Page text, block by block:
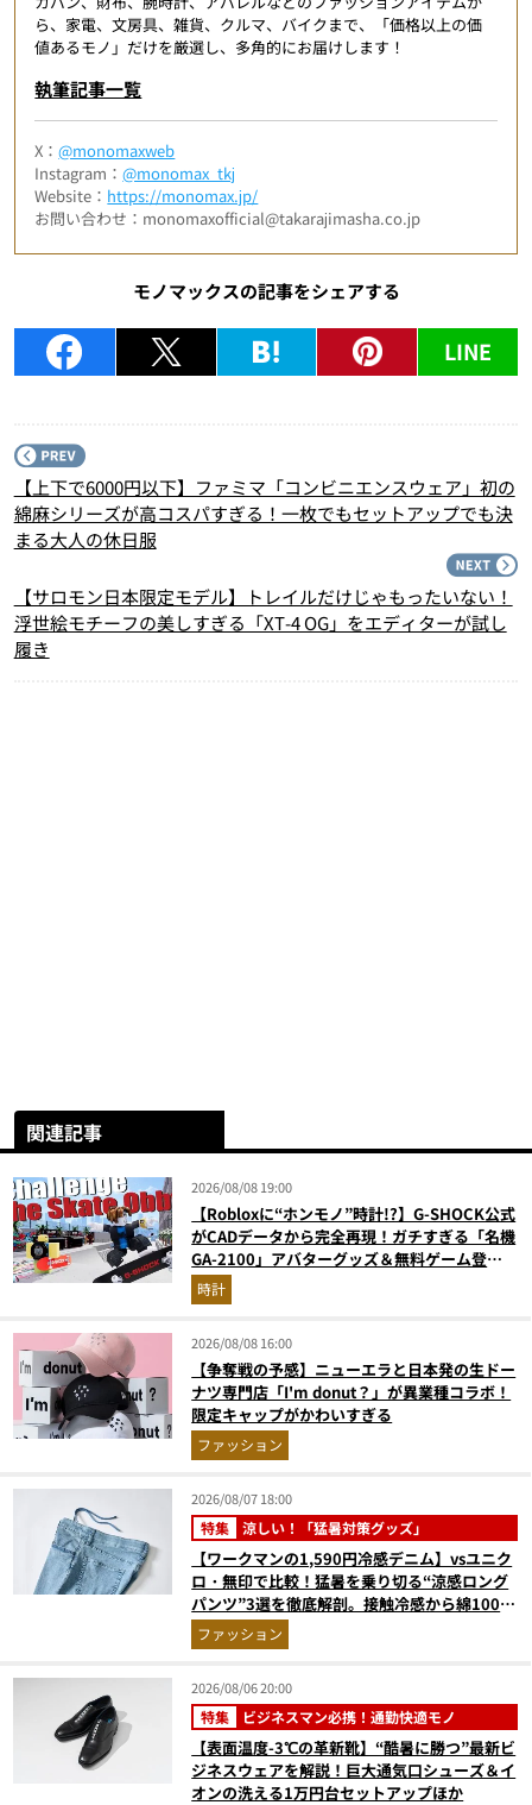
ら、家電、文房具、雑貨、クルマ、バイクまで、「価格以上の価
値あるモノ」だけを厳選し、多角的にお届けします！
執筆記事一覧
X：@monomaxweb
Instagram：@monomax_tkj
Website： https://monomax.jp/
お問い合わせ：monomaxofficial@takarajimasha.co.jp
モノマックスの記事をシェアする
LINE
【上下で6000円以下】ファミマ「コンビニエンスウェア」初の
綿麻シリーズが高コスパすぎる！一枚でもセットアップでも決
まる大人の休日服
【サロモン日本限定モデル】トレイルだけじゃもったいない！
浮世絵モチーフの美しすぎる「XT-4 OG」をエディターが試し
履き
関連記事
2026/08/08 19:00
【Robloxに“ホンモノ”時計!?】G-SHOCK公式
がCADデータから完全再現！ガチすぎる「名機
GA-2100」アバターグッズ＆無料ゲーム登場
が見逃せない
時計
2026/08/08 16:00
【争奪戦の予感】ニューエラと日本発の生ドー
ナツ専門店「I'm donut？」が異業種コラボ！
限定キャップがかわいすぎる
ファッション
2026/08/07 18:00
特集 涼しい！「猛暑対策グッズ」
【ワークマンの1,590円冷感デニム】vsユニク
ロ・無印で比較！猛暑を乗り切る“涼感ロング
パンツ”3選を徹底解剖。接触冷感から綿100%
まで決定版
ファッション
2026/08/06 20:00
特集 ビジネスマン必携！通勤快適モノ
【表面温度-3℃の革新靴】“酷暑に勝つ”最新ビ
ジネスウェアを解説！巨大通気口シューズ＆イ
オンの洗える1万円台セットアップほか